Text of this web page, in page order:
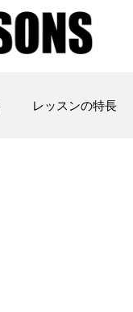
レッスンの特長